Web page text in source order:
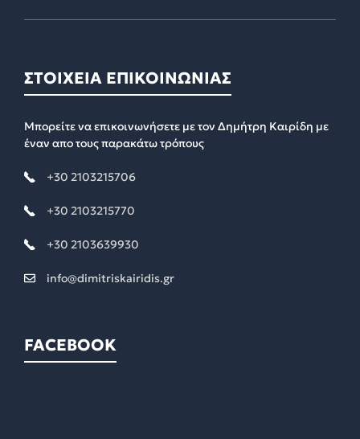
ΣΤΟΙΧΕΙΑ ΕΠΙΚΟΙΝΩΝΙΑΣ
Μπορείτε να επικοινωνήσετε με τον Δημήτρη Καιρίδη με
έναν απο τους παρακάτω τρόπους
+30 2103215706
+30 2103215770
+30 2103639930
info@dimitriskairidis.gr
FACEBOOK